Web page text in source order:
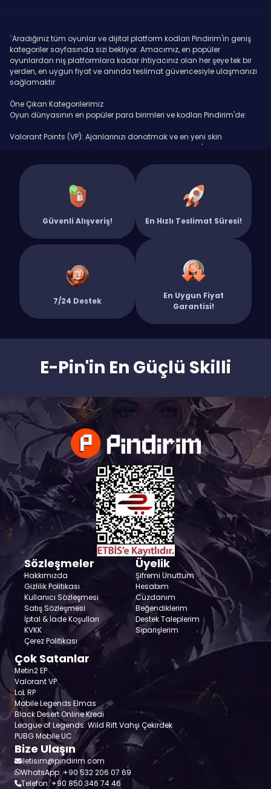
`Aradığınız tüm oyunlar ve dijital platform kodları Pindirim'in geniş
kategoriler sayfasında sizi bekliyor. Amacımız, en popüler
oyunlardan niş platformlara kadar ihtiyacınız olan her şeye tek bir
yerden, en uygun fiyat ve anında teslimat güvencesiyle ulaşmanızı
sağlamaktır.
Öne Çıkan Kategorilerimiz
Oyun dünyasının en popüler para birimleri ve kodları Pindirim'de:
Valorant Points (VP): Ajanlarınızı donatmak ve en yeni skin
koleksiyonlarına sahip olmak için ihtiyacınız olan VP'ler burada.
PUBG Mobile UC: Royale Pass'i fullemek ve özel sandıkları açmak için
en uygun fiyatlı UC paketlerini anında satın alın.
League of Legends RP (Riot Points): Şampiyon ve kostüm
Knight Online: Gold Bar (GB), Premium ve Cash ihtiyaçlarınız için en
güvenilir adres.
Bunların yanı sıra Steam Cüzdan Kodu, Google Play ve App Store
hediye kartları, Mobile Legends Elmas ve daha yüzlerce farklı
platform için dijital kodları kategorilerimiz arasında bulabilirsiniz.
Tüm ürünlerimizde 7/24 canlı destek ve güvenli ödeme altyapısı
standarttır. Hemen kategorilerimizi keşfedin ve aradığınız ürüne
saniyeler içinde sahip olun!`
Güvenli Alışveriş! En Hızlı Teslimat Süresi!
7/24 Destek
En Uygun Fiyat
Garantisi!
E-Pin'in En Güçlü Skilli
Sözleşmeler
Hakkımızda
Gizlilik Politikası
Kullanıcı Sözleşmesi
Satış Sözleşmesi
İptal & İade Koşulları
KVKK
Çerez Politikası
Üyelik
Şifremi Unuttum
Hesabım
Cüzdanım
Beğendiklerim
Destek Taleplerim
Siparişlerim
Çok Satanlar
Metin2 EP
Valorant VP
LoL RP
Mobile Legends Elmas
Black Desert Online Kredi
League of Legends: Wild Rift Vahşi Çekirdek
PUBG Mobile UC
Bize Ulaşın
iletisim@pindirim.com
WhatsApp: +90 532 206 07 69
Telefon: +90 850 346 74 46